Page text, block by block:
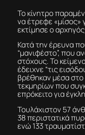
Το κίνητρο
να έτρεφε «μίσος»
εκτίμησε ο
Κατά την έρευνα
“μανιφέστο”, που
στόχους. Το
έδειχνε “τις
βρέθηκαν μέσα
τεκμηρίων που
επρόκειτο για
Τουλάχιστον 57
38 περιστατικά
ενώ 133